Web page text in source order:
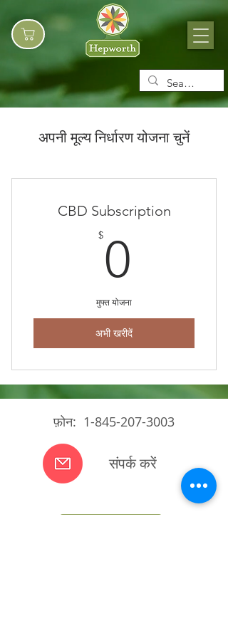
अपनी मूल्य निर्धारण योजना चुनें
CBD Subscription
$0
मुफ्त योजना
अभी खरीदें
फ़ोन: 1-845-207-3003
संपर्क करें